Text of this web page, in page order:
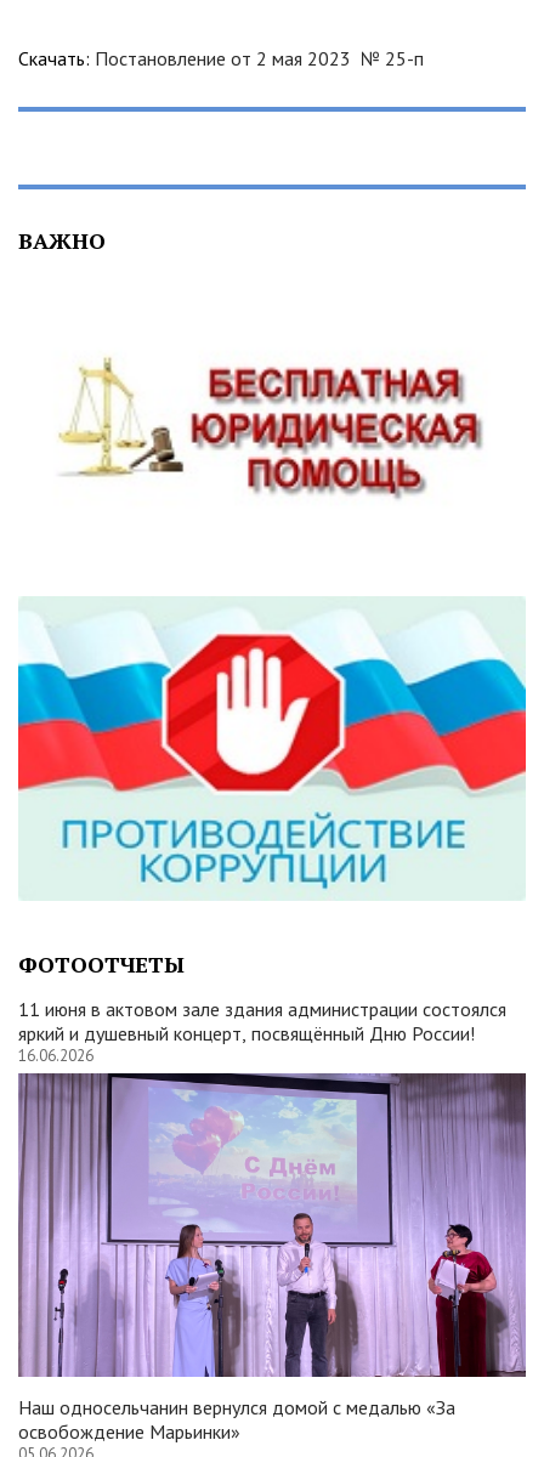
Скачать: Постановление от 2 мая 2023 № 25-п
ВАЖНО
ФОТООТЧЕТЫ
11 июня в актовом зале здания администрации состоялся
яркий и душевный концерт, посвящённый Дню России!
16.06.2026
Наш односельчанин вернулся домой с медалью «За
освобождение Марьинки»